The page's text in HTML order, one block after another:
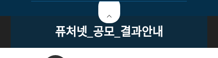
퓨처넷_공모_결과안내